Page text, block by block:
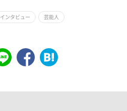
インタビュー 芸能人